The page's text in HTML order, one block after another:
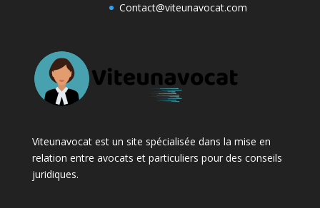
Contact@viteunavocat.com
Viteunavocat est un site spécialisée dans la mise en
relation entre avocats et particuliers pour des conseils
juridiques.